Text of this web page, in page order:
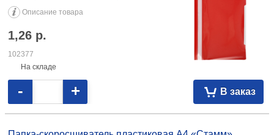
Описание товара
1,26 р.
102377
На складе
В заказ
- +